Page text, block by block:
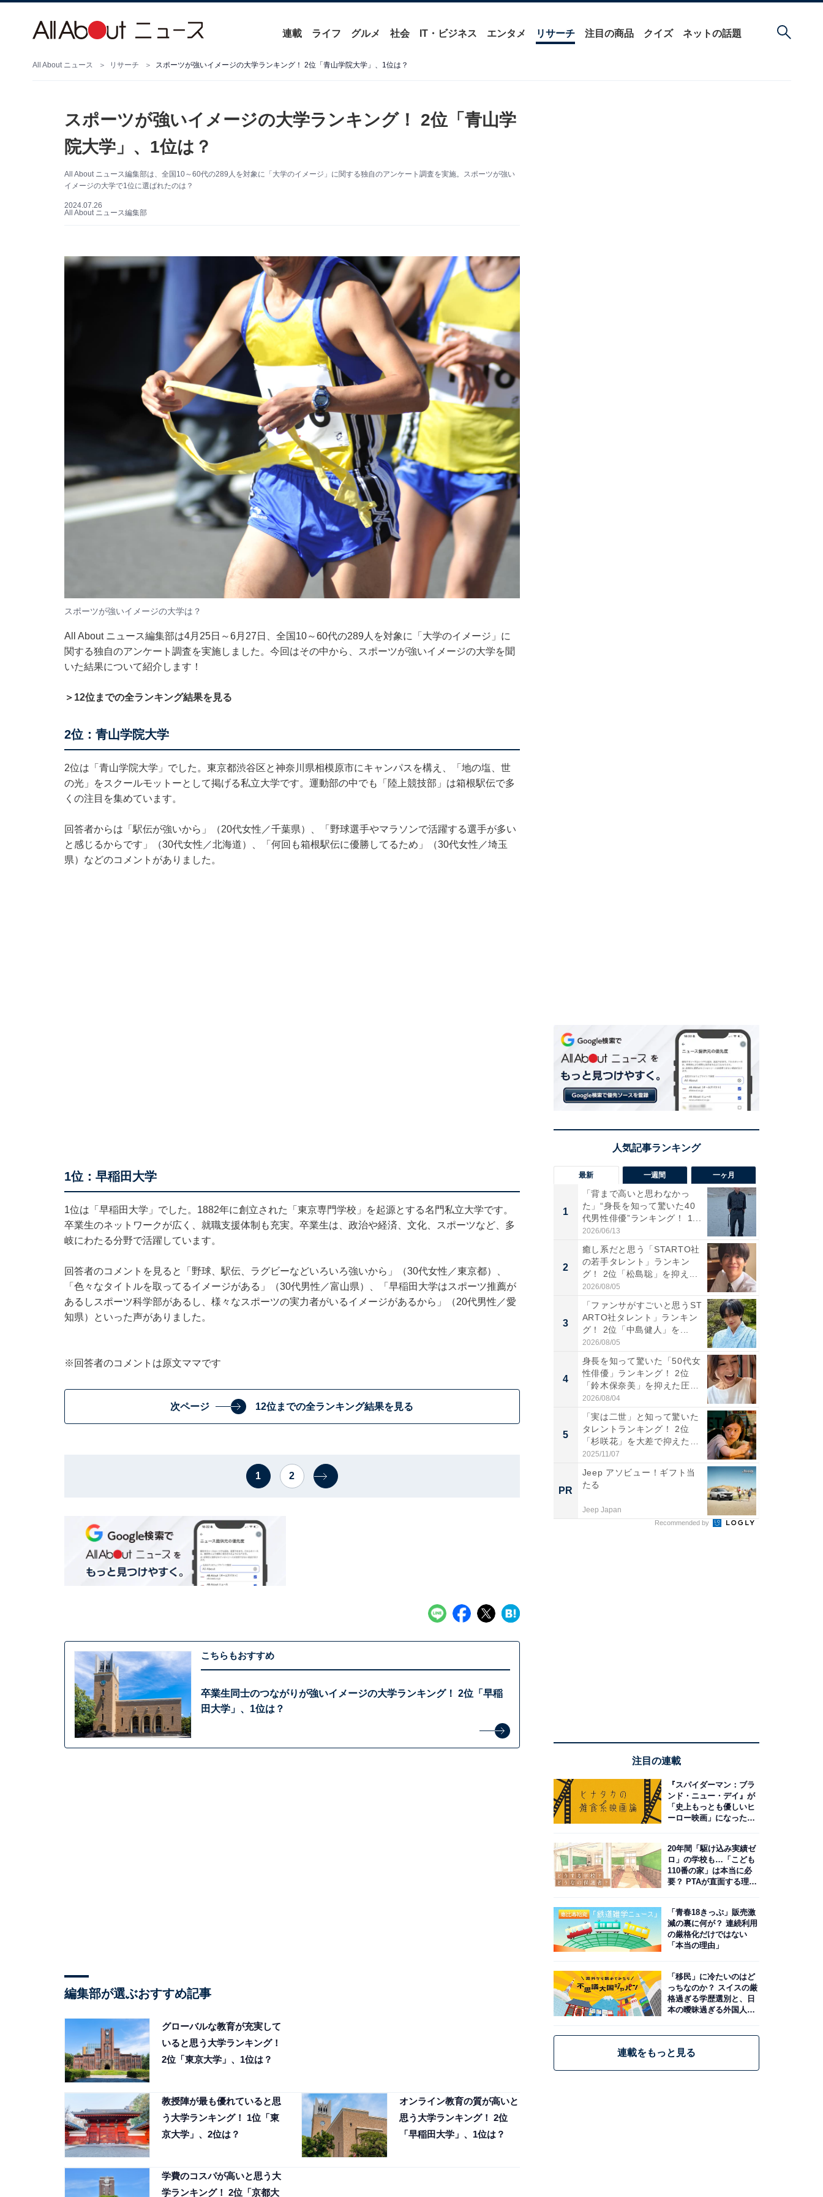
連載 ライフ グルメ 社会 IT・ビジネス エンタメ リサーチ 注目の商品 クイズ ネットの話題
All About ニュース リサーチ スポーツが強いイメージの大学ランキング！ 2位「青山学院大学」、1位は？
スポーツが強いイメージの大学ランキング！ 2位「青山学
院大学」、1位は？
All About ニュース編集部は、全国10～60代の289人を対象に「大学のイメージ」に関する独自のアンケート調査を実施。スポーツが強い
イメージの大学で1位に選ばれたのは？
2024.07.26
All About ニュース編集部
スポーツが強いイメージの大学は？
All About ニュース編集部は4月25日～6月27日、全国10～60代の289人を対象に「大学のイメージ」に
関する独自のアンケート調査を実施しました。今回はその中から、スポーツが強いイメージの大学を聞
いた結果について紹介します！
＞12位までの全ランキング結果を見る
2位：青山学院大学
2位は「青山学院大学」でした。東京都渋谷区と神奈川県相模原市にキャンパスを構え、「地の塩、世
の光」をスクールモットーとして掲げる私立大学です。運動部の中でも「陸上競技部」は箱根駅伝で多
くの注目を集めています。
回答者からは「駅伝が強いから」（20代女性／千葉県）、「野球選手やマラソンで活躍する選手が多い
と感じるからです」（30代女性／北海道）、「何回も箱根駅伝に優勝してるため」（30代女性／埼玉
県）などのコメントがありました。
1位：早稲田大学
1位は「早稲田大学」でした。1882年に創立された「東京専門学校」を起源とする名門私立大学です。
卒業生のネットワークが広く、就職支援体制も充実。卒業生は、政治や経済、文化、スポーツなど、多
岐にわたる分野で活躍しています。
回答者のコメントを見ると「野球、駅伝、ラグビーなどいろいろ強いから」（30代女性／東京都）、
「色々なタイトルを取ってるイメージがある」（30代男性／富山県）、「早稲田大学はスポーツ推薦が
あるしスポーツ科学部があるし、様々なスポーツの実力者がいるイメージがあるから」（20代男性／愛
知県）といった声がありました。
※回答者のコメントは原文ママです
次ページ 12位までの全ランキング結果を見る
1 2
こちらもおすすめ
卒業生同士のつながりが強いイメージの大学ランキング！ 2位「早稲
田大学」、1位は？
編集部が選ぶおすすめ記事
グローバルな教育が充実して
いると思う大学ランキング！
2位「東京大学」、1位は？
教授陣が最も優れていると思
う大学ランキング！ 1位「東
京大学」、2位は？
オンライン教育の質が高いと
思う大学ランキング！ 2位
「早稲田大学」、1位は？
学費のコスパが高いと思う大
学ランキング！ 2位「京都大
最新 一週間 一ヶ月
1
「背まで高いと思わなかっ
た」“身長を知って驚いた40
代男性俳優”ランキング！ 1...
2026/06/13
2
癒し系だと思う「STARTO社
の若手タレント」ランキン
グ！ 2位「松島聡」を抑え...
2026/08/05
3
「ファンサがすごいと思うST
ARTO社タレント」ランキン
グ！ 2位「中島健人」を...
2026/08/05
4
身長を知って驚いた「50代女
性俳優」ランキング！ 2位
「鈴木保奈美」を抑えた圧
倒...
2026/08/04
5
「実は二世」と知って驚いた
タレントランキング！ 2位
「杉咲花」を大差で抑えた1
位...
2025/11/07
PR
Jeep アソビュー！ギフト当
たる
Jeep Japan
Recommended by
注目の連載
『スパイダーマン：ブラ
ンド・ニュー・デイ』が
「史上もっとも優しいヒ
ーロー映画」になった理
20年間「駆け込み実績ゼ
ロ」の学校も…「こども
110番の家」は本当に必
要？ PTAが直面する理想
「青春18きっぷ」販売激
減の裏に何が？ 連続利用
の厳格化だけではない
「本当の理由」
「移民」に冷たいのはど
っちなのか？ スイスの厳
格過ぎる学歴選別と、日
本の曖昧過ぎる外国人政
連載をもっと見る